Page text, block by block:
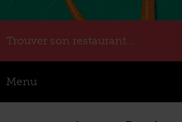
Trouver son restaurant...
Menu